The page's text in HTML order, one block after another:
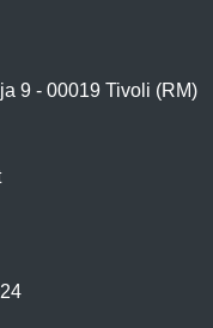
9 - 00019 Tivoli (RM)